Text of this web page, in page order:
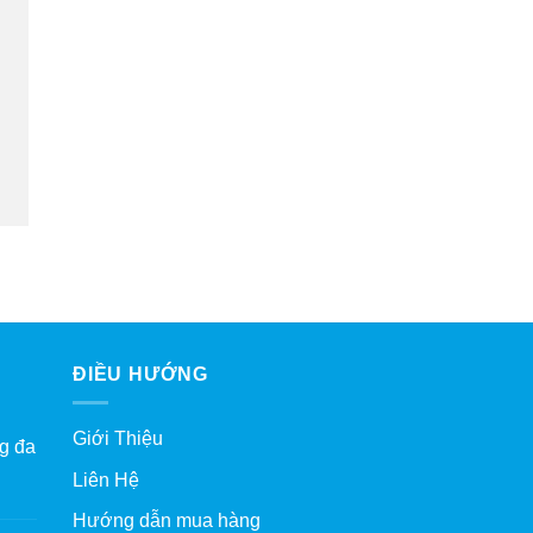
đa
ĐIỀU HƯỚNG
Giới Thiệu
Liên Hệ
Hướng dẫn mua hàng